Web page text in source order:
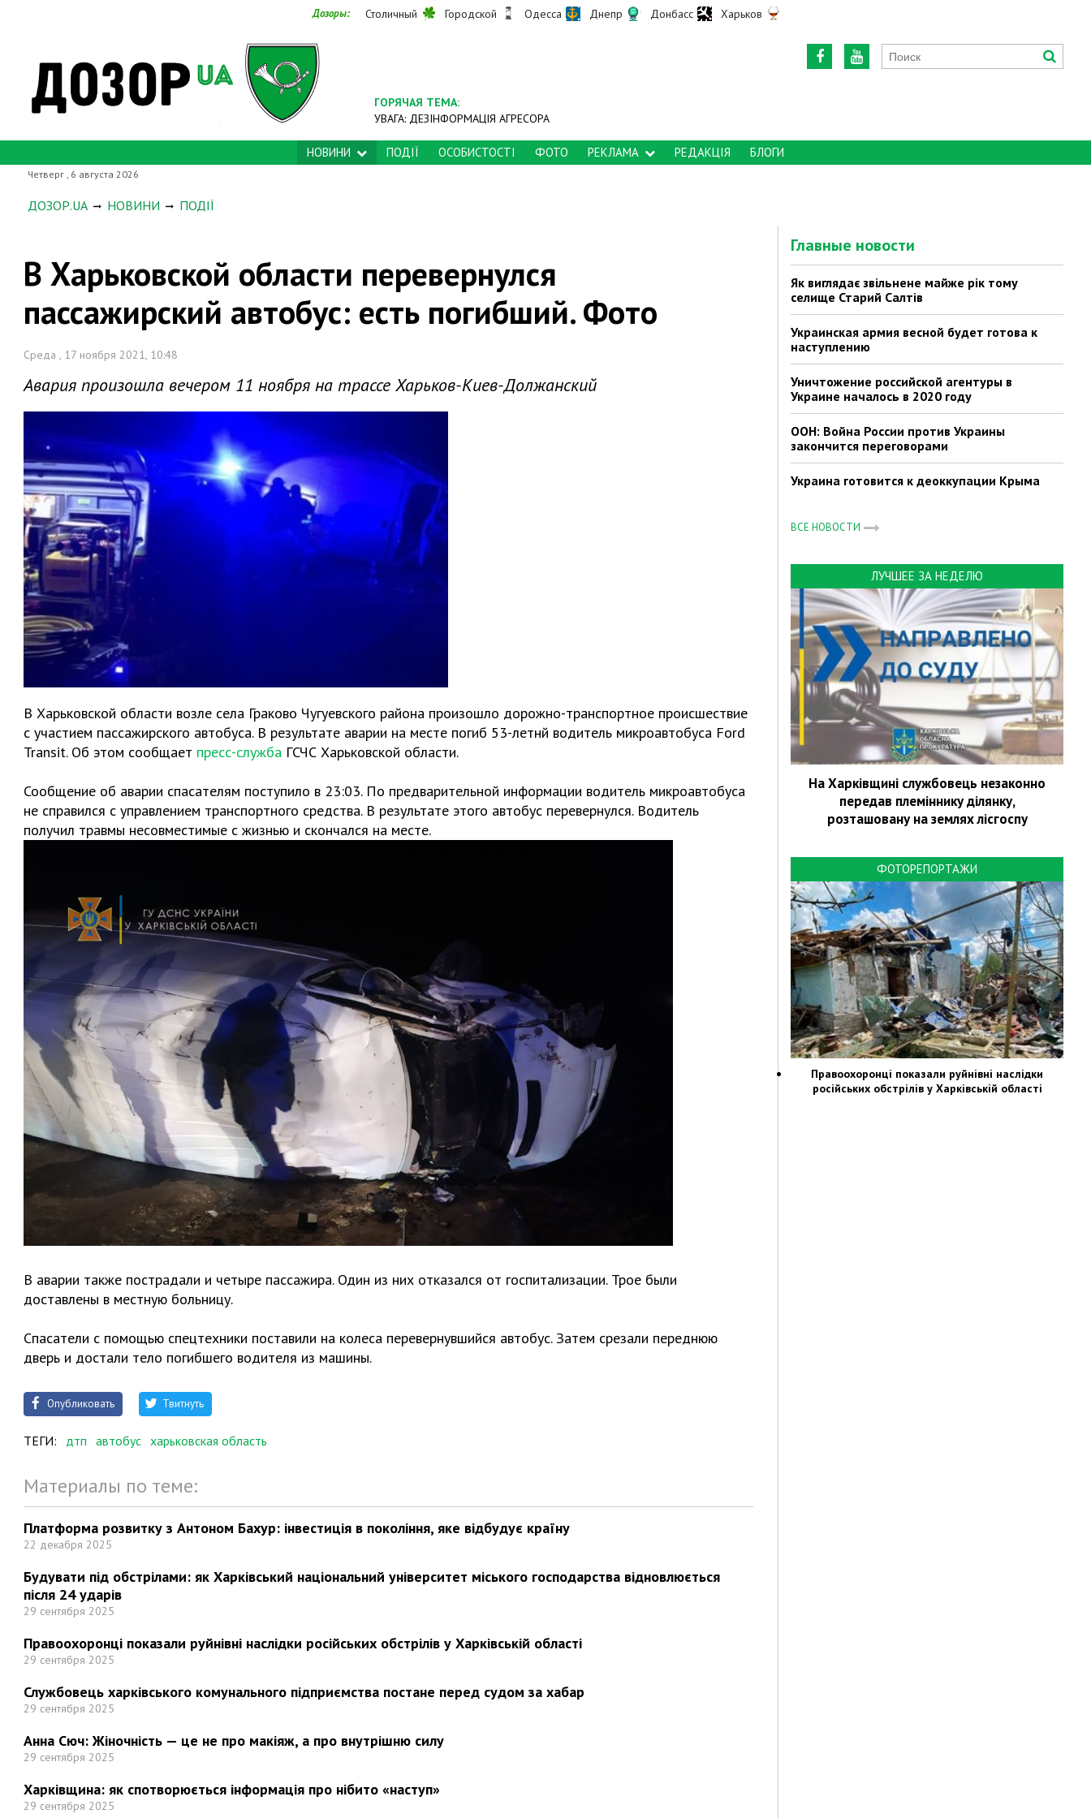
Дозоры: Столичный Городской Одесса Днепр Донбасс Харьков
ГОРЯЧАЯ ТЕМА:
УВАГА: ДЕЗІНФОРМАЦІЯ АГРЕСОРА
НОВИНИ ПОДІЇ ОСОБИСТОСТІ ФОТО РЕКЛАМА РЕДАКЦІЯ БЛОГИ
Четверг , 6 августа 2026
ДОЗОР.UA НОВИНИ ПОДІЇ
В Харьковской области перевернулся
пассажирский автобус: есть погибший. Фото
Среда , 17 ноября 2021, 10:48
Авария произошла вечером 11 ноября на трассе Харьков-Киев-Должанский
В Харьковской области возле села Граково Чугуевского района произошло дорожно-транспортное происшествие
с участием пассажирского автобуса. В результате аварии на месте погиб 53-летнй водитель микроавтобуса Ford
Transit. Об этом сообщает пресс-служба ГСЧС Харьковской области.
Сообщение об аварии спасателям поступило в 23:03. По предварительной информации водитель микроавтобуса
не справился с управлением транспортного средства. В результате этого автобус перевернулся. Водитель
получил травмы несовместимые с жизнью и скончался на месте.
В аварии также пострадали и четыре пассажира. Один из них отказался от госпитализации. Трое были
доставлены в местную больницу.
Спасатели с помощью спецтехники поставили на колеса перевернувшийся автобус. Затем срезали переднюю
дверь и достали тело погибшего водителя из машины.
Опубликовать Твитнуть
ТЕГИ: дтп автобус харьковская область
Материалы по теме:
Платформа розвитку з Антоном Бахур: інвестиція в покоління, яке відбудує країну
22 декабря 2025
Будувати під обстрілами: як Харківський національний університет міського господарства відновлюється
після 24 ударів
29 сентября 2025
Правоохоронці показали руйнівні наслідки російських обстрілів у Харківській області
29 сентября 2025
Службовець харківського комунального підприємства постане перед судом за хабар
29 сентября 2025
Анна Сюч: Жіночність — це не про макіяж, а про внутрішню силу
29 сентября 2025
Харківщина: як спотворюється інформація про нібито «наступ»
29 сентября 2025
Главные новости
Як виглядає звільнене майже рік тому
селище Старий Салтів
Украинская армия весной будет готова к
наступлению
Уничтожение российской агентуры в
Украине началось в 2020 году
ООН: Война России против Украины
закончится переговорами
Украина готовится к деоккупации Крыма
ВСЕ НОВОСТИ
ЛУЧШЕЕ ЗА НЕДЕЛЮ
На Харківщині службовець незаконно
передав племіннику ділянку,
розташовану на землях лісгоспу
ФОТОРЕПОРТАЖИ
Правоохоронці показали руйнівні наслідки
російських обстрілів у Харківській області